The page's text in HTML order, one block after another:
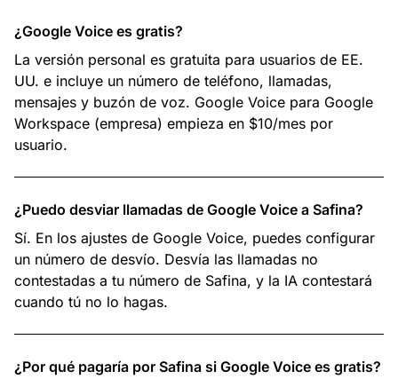
¿Google Voice es gratis?
La versión personal es gratuita para usuarios de EE.
UU. e incluye un número de teléfono, llamadas,
mensajes y buzón de voz. Google Voice para Google
Workspace (empresa) empieza en $10/mes por
usuario.
¿Puedo desviar llamadas de Google Voice a Safina?
Sí. En los ajustes de Google Voice, puedes configurar
un número de desvío. Desvía las llamadas no
contestadas a tu número de Safina, y la IA contestará
cuando tú no lo hagas.
¿Por qué pagaría por Safina si Google Voice es gratis?